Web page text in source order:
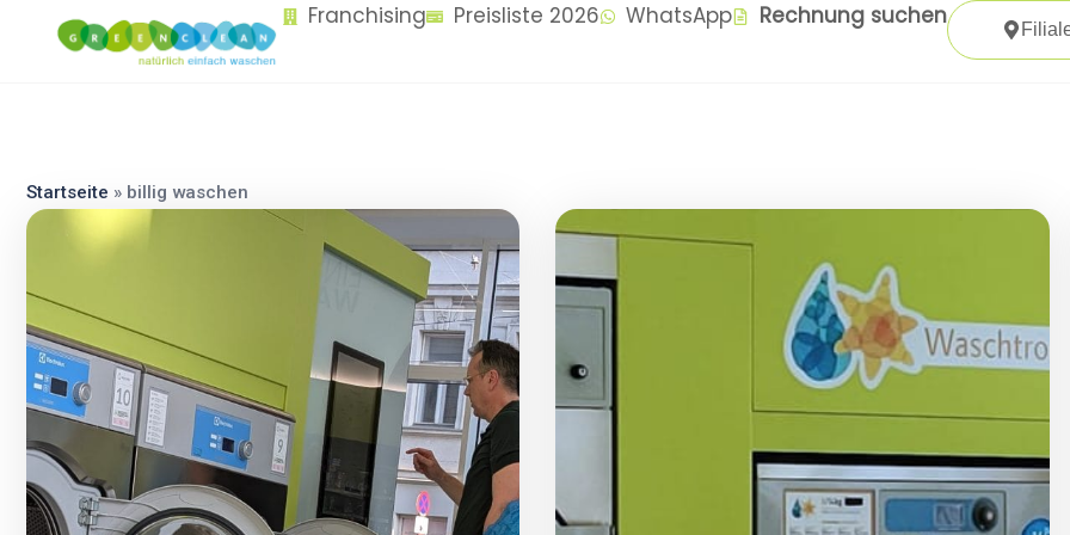
content Franchising Preisliste 2026 WhatsApp Rechnung suchen
Startseite » billig waschen